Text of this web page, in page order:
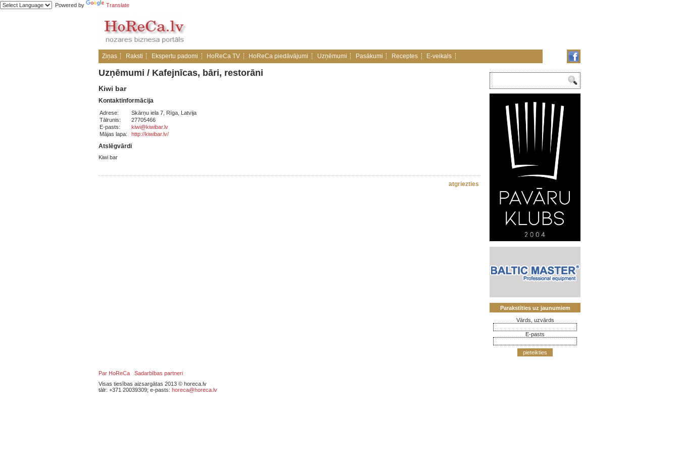
Powered by Translate
Ziņas Raksti Ekspertu padomi HoReCa TV HoReCa piedāvājumi Uzņēmumi Pasākumi Receptes E-veikals
Uzņēmumi / Kafejnīcas, bāri, restorāni
Kiwi bar
Kontaktinformācija
Adrese:
Skārņu iela 7, Rīga, Latvija
Tālrunis:
27705466
E-pasts:
kiwi@kiwibar.lv
Mājas lapa:
http://kiwibar.lv/
Atslēgvārdi
Kiwi bar
atgriezties
Parakstīties uz jaunumiem
Vārds, uzvārds
E-pasts
pieteikties
Par HoReCa
Sadarbības partneri
Visas tiesības aizsargātas 2013 © horeca.lv
tālr: +371 20039309; e-pasts: horeca@horeca.lv